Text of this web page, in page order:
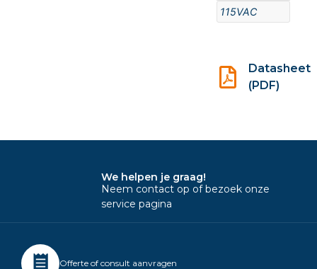
115VAC
Datasheet
(PDF)
We helpen je graag!
Neem contact op of bezoek onze
service pagina
Offerte of consult aanvragen